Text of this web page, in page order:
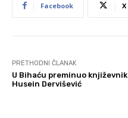
Facebook X
PRETHODNI ČLANAK
U Bihaću preminuo književnik
Husein Dervišević